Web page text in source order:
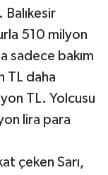
510 milyon
sadece bakım
TL daha
TL. Yolcusu
lira para
çeken Sarı,